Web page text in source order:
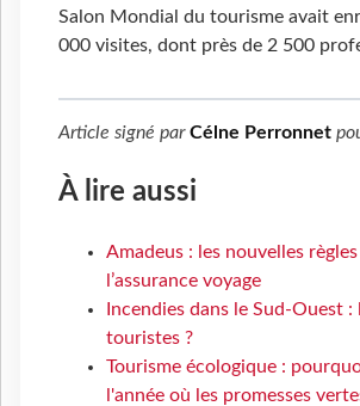
Salon Mondial du tourisme avait
000 visites, dont près de 2 500
Article signé parCélne Perronnet
À lire aussi
Amadeus : les nouvelles
l’assurance voyage
Incendies dans le Sud-Ouest
touristes ?
Tourisme écologique :
l'année où les promesses